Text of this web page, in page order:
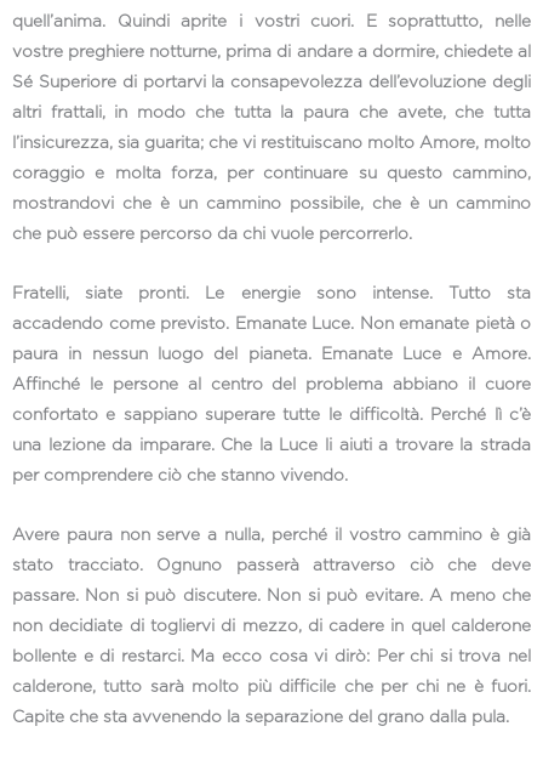
quell’anima. Quindi aprite i vostri cuori. E soprattutto, nelle
vostre preghiere notturne, prima di andare a dormire, chiedete al
Sé Superiore di portarvi la consapevolezza dell’evoluzione degli
altri frattali, in modo che tutta la paura che avete, che tutta
l’insicurezza, sia guarita; che vi restituiscano molto Amore, molto
coraggio e molta forza, per continuare su questo cammino,
mostrandovi che è un cammino possibile, che è un cammino
che può essere percorso da chi vuole percorrerlo.
Fratelli, siate pronti. Le energie sono intense. Tutto sta
accadendo come previsto. Emanate Luce. Non emanate pietà o
paura in nessun luogo del pianeta. Emanate Luce e Amore.
Affinché le persone al centro del problema abbiano il cuore
confortato e sappiano superare tutte le difficoltà. Perché lì c’è
una lezione da imparare. Che la Luce li aiuti a trovare la strada
per comprendere ciò che stanno vivendo.
Avere paura non serve a nulla, perché il vostro cammino è già
stato tracciato. Ognuno passerà attraverso ciò che deve
passare. Non si può discutere. Non si può evitare. A meno che
non decidiate di togliervi di mezzo, di cadere in quel calderone
bollente e di restarci. Ma ecco cosa vi dirò: Per chi si trova nel
calderone, tutto sarà molto più difficile che per chi ne è fuori.
Capite che sta avvenendo la separazione del grano dalla pula.